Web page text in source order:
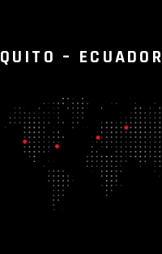
QUITO – ECUADOR